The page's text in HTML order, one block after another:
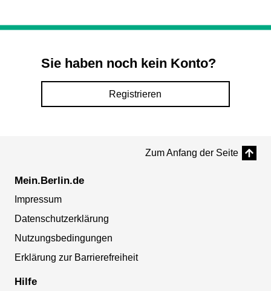
Sie haben noch kein Konto?
Registrieren
Zum Anfang der Seite
Mein.Berlin.de
Impressum
Datenschutzerklärung
Nutzungsbedingungen
Erklärung zur Barrierefreiheit
Hilfe